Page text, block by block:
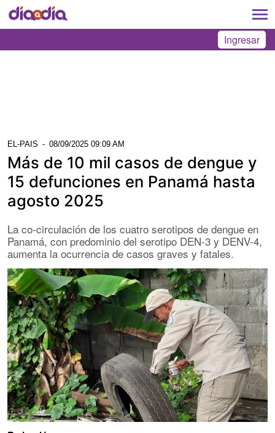
Ingresar
EL-PAIS - 08/09/2025 09:09 AM
Más de 10 mil casos de dengue y
15 defunciones en Panamá hasta
agosto 2025
La co-circulación de los cuatro serotipos de dengue en
Panamá, con predominio del serotipo DEN-3 y DENV-4,
aumenta la ocurrencia de casos graves y fatales.